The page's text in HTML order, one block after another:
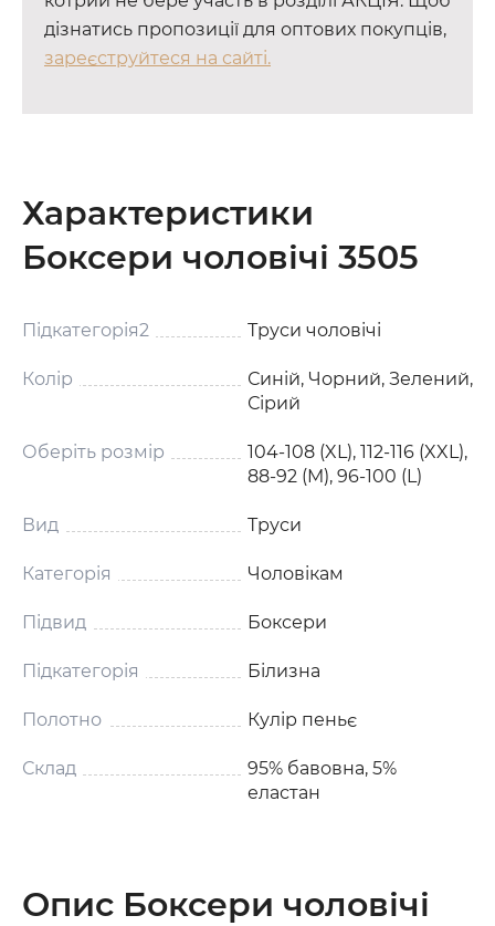
дізнатись пропозиції для оптових покупців,
зареєструйтеся на сайті.
Характеристики
Боксери чоловічі 3505
Підкатегорія2 Труси чоловічі
Колір
Синій, Чорний, Зелений,
Сірий
Оберіть розмір
104-108 (XL), 112-116 (XXL),
88-92 (M), 96-100 (L)
Вид Труси
Категорія Чоловікам
Підвид Боксери
Підкатегорія Білизна
Полотно Кулір пеньє
Склад
95% бавовна, 5%
еластан
Опис Боксери чоловічі